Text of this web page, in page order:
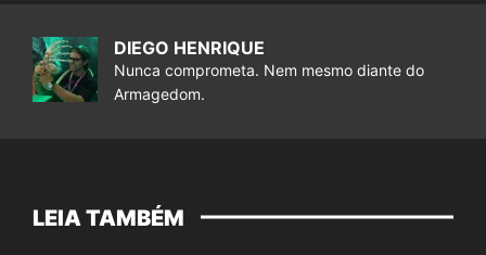
DIEGO HENRIQUE
Nunca comprometa. Nem mesmo diante do
Armagedom.
LEIA TAMBÉM